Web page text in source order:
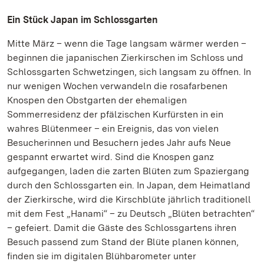
Ein Stück Japan im Schlossgarten
Mitte März – wenn die Tage langsam wärmer werden –
beginnen die japanischen Zierkirschen im Schloss und
Schlossgarten Schwetzingen, sich langsam zu öffnen. In
nur wenigen Wochen verwandeln die rosafarbenen
Knospen den Obstgarten der ehemaligen
Sommerresidenz der pfälzischen Kurfürsten in ein
wahres Blütenmeer – ein Ereignis, das von vielen
Besucherinnen und Besuchern jedes Jahr aufs Neue
gespannt erwartet wird. Sind die Knospen ganz
aufgegangen, laden die zarten Blüten zum Spaziergang
durch den Schlossgarten ein. In Japan, dem Heimatland
der Zierkirsche, wird die Kirschblüte jährlich traditionell
mit dem Fest „Hanami“ – zu Deutsch „Blüten betrachten“
– gefeiert. Damit die Gäste des Schlossgartens ihren
Besuch passend zum Stand der Blüte planen können,
finden sie im digitalen Blühbarometer unter